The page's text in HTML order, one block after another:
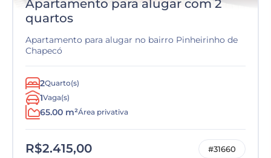
Apartamento para alugar com 2
quartos
Apartamento para alugar no bairro Pinheirinho de
Chapecó
2Quarto(s)
1Vaga(s)
65.00 m²Área privativa
R$2.415,00 #31660